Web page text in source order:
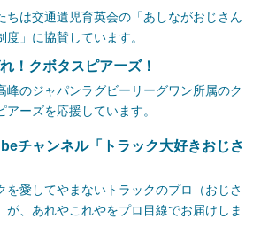
ちは交通遺児育英会の「あしながおじさん
度」に協賛しています。
！クボタスピアーズ！
峰のジャパンラグビーリーグワン所属のク
アーズを応援しています。
チャンネル「トラック大好きおじさ
を愛してやまないトラックのプロ（おじさ
が、あれやこれやをプロ目線でお届けしま